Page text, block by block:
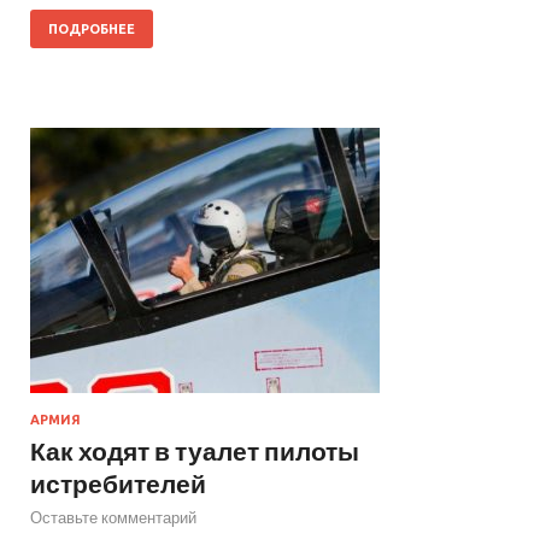
ПОДРОБНЕЕ
АРМИЯ
Как ходят в туалет пилоты
истребителей
Оставьте комментарий